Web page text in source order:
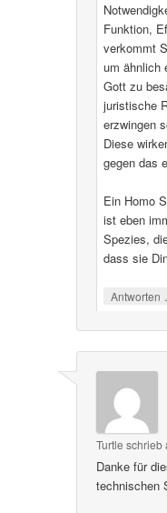
Funktion,
verkommt
um ähnlich
Gott zu
juristische
erzwingen
Diese
gegen das
Ein Homo
ist eben
Spezies,
dass sie
Antworten
Turtle schrieb
Danke für
technischen